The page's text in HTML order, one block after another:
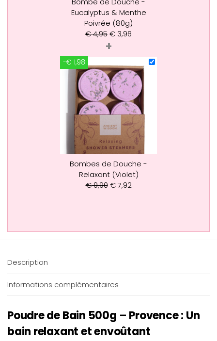
Eucalyptus & Menthe
Poivrée (80g)
€4,95€ 3,96
+
-€ 1,98
Bombes de Douche -
Relaxant (Violet)
€9,90 €7,92
Description
Informations complémentaires
Poudre de Bain 500g – Provence : Un
bain relaxant et envoûtant